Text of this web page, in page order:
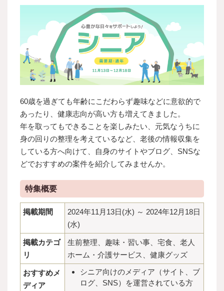
60歳を過ぎても年齢にこだわらず趣味などに意欲的で
あったり、健康志向が高い方も増えてきました。
年を取ってもできることを楽しみたい、元気なうちに
身の回りの整理を考えているなど、老後の情報収集を
している方へ向けて、自身のサイトやブログ、SNSな
どでおすすめの案件を紹介してみませんか。
特集概要
掲載期間
2024年11月13日(水) ～ 2024年12月18日
(水)
掲載カテゴ
リ
生前整理、趣味・習い事、宅食、老人
ホーム・介護サービス、健康グッズ
おすすめメ
ディア
シニア向けのメディア（サイト、ブ
ログ、SNS）を運営されている方